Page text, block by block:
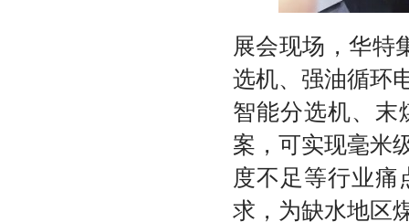
展会现场，华特
选机、强油循环
智能分选机、末
案，可实现毫米
度不足等行业痛
求，为缺水地区